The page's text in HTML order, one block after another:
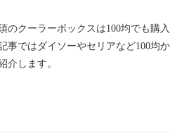
のクーラーボックスは100均でも購
事ではダイソーやセリアなど100均
介します。